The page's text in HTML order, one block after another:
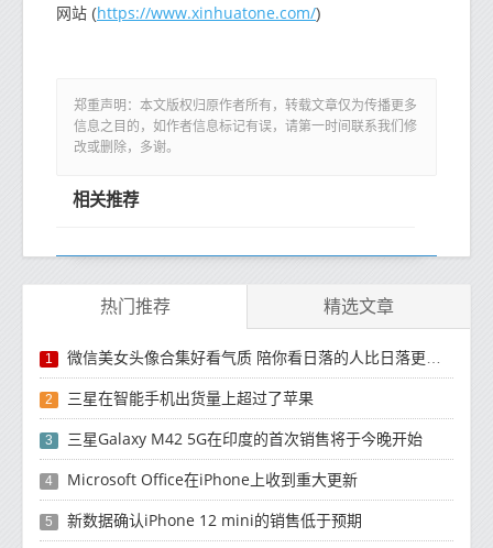
网站 (https://www.xinhuatone.com/)
郑重声明：本文版权归原作者所有，转载文章仅为传播更多
信息之目的，如作者信息标记有误，请第一时间联系我们修
改或删除，多谢。
相关推荐
热门推荐 精选文章
1 微信美女头像合集好看气质 陪你看日落的人比日落更浪漫
2 三星在智能手机出货量上超过了苹果
3 三星Galaxy M42 5G在印度的首次销售将于今晚开始
4 Microsoft Office在iPhone上收到重大更新
5 新数据确认iPhone 12 mini的销售低于预期